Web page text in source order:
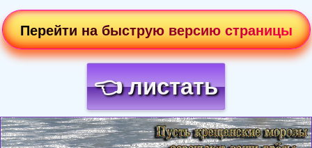
Перейти на быструю версию страницы
👈 листать
Загрузка картинки...